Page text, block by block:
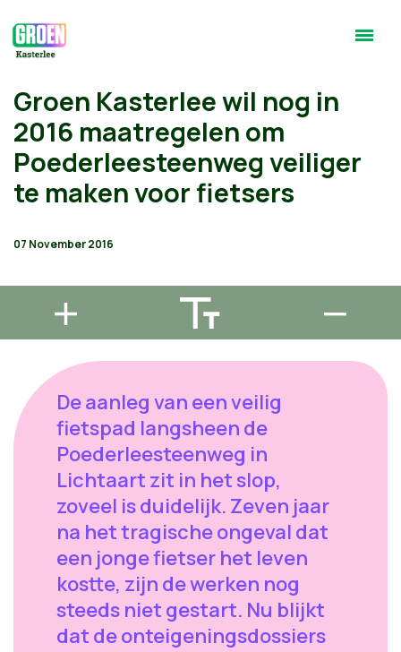
Groen Kasterlee wil nog in
2016 maatregelen om
Poederleesteenweg veiliger
te maken voor fietsers
07 November 2016
De aanleg van een veilig
fietspad langsheen de
Poederleesteenweg in
Lichtaart zit in het slop,
zoveel is duidelijk. Zeven jaar
na het tragische ongeval dat
een jonge fietser het leven
kostte, zijn de werken nog
steeds niet gestart. Nu blijkt
dat de onteigeningsdossiers